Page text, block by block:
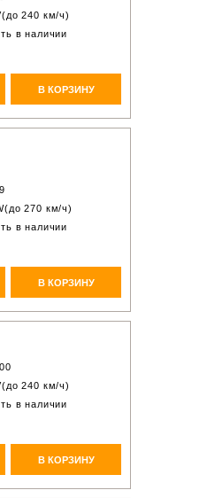
240 км/ч)
в наличии
В КОРЗИНУ
270 км/ч)
в наличии
В КОРЗИНУ
240 км/ч)
в наличии
В КОРЗИНУ